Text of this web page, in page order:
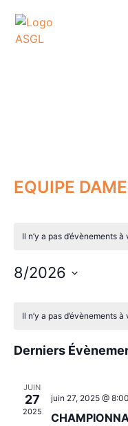
EQUIPE
Il n’y a pas d’évènements à
8/2026
date.
Calendrier
Il n’y a pas d’évènements à
Derniers
JUIN
27
2025
juin 27, 2025 @